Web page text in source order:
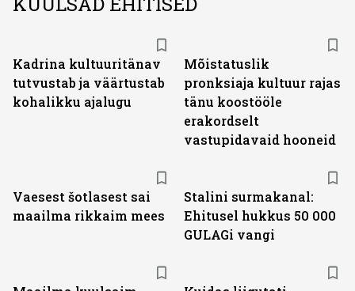
Kadrina kultuuritänav
tutvustab ja väärtustab
kohalikku ajalugu
Mõistatuslik
pronksiaja kultuur rajas
tänu koostööle
erakordselt
vastupidavaid hooneid
Vaesest šotlasest sai
maailma rikkaim mees
Stalini surmakanal:
Ehitusel hukkus 50 000
GULAGi vangi